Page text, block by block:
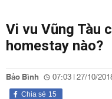
Vi vu Vũng Tàu
homestay nào?
Bảo Bình 07:03 | 27/10/
15
Chia sẻ